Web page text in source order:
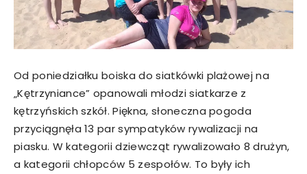
Od poniedziałku boiska do siatkówki plażowej na
„Kętrzyniance” opanowali młodzi siatkarze z
kętrzyńskich szkół. Piękna, słoneczna pogoda
przyciągnęła 13 par sympatyków rywalizacji na
piasku. W kategorii dziewcząt rywalizowało 8 drużyn,
a kategorii chłopców 5 zespołów. To były ich